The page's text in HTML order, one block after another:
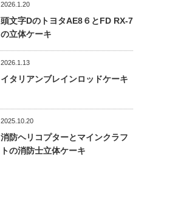
2026.1.20
頭文字DのトヨタAE8６とFD RX-7
の立体ケーキ
2026.1.13
イタリアンブレインロッドケーキ
2025.10.20
消防ヘリコプターとマインクラフ
トの消防士立体ケーキ